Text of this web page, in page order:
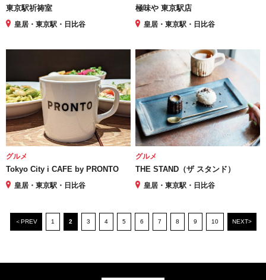
東京駅祈祷室
皇居・東京駅・日比谷
極味や 東京駅店
皇居・東京駅・日比谷
グルメ
Tokyo City i CAFE by PRONTO
皇居・東京駅・日比谷
グルメ
THE STAND（ザ スタンド）
皇居・東京駅・日比谷
＜PREV 1 2 3 4 5 6 7 8 9 10 NEXT>